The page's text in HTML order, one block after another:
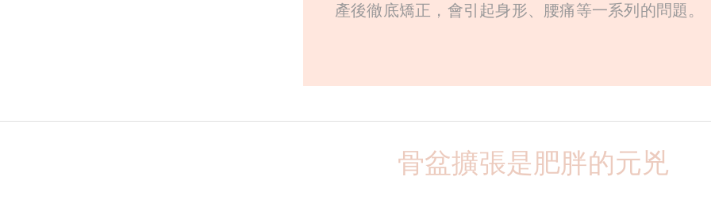
產後徹底矯正，會引起身形、腰痛等一系列的問題。
骨盆擴張是肥胖的元兇